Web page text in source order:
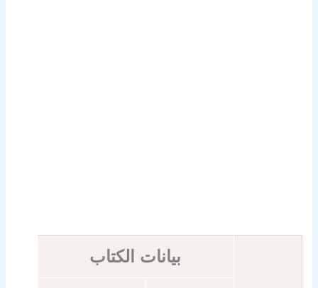
بيانات الكتاب